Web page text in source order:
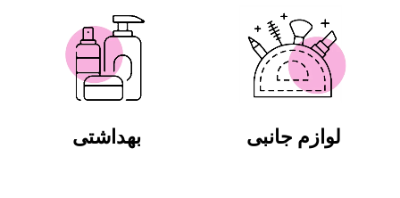
لوازم جانبی بهداشتی